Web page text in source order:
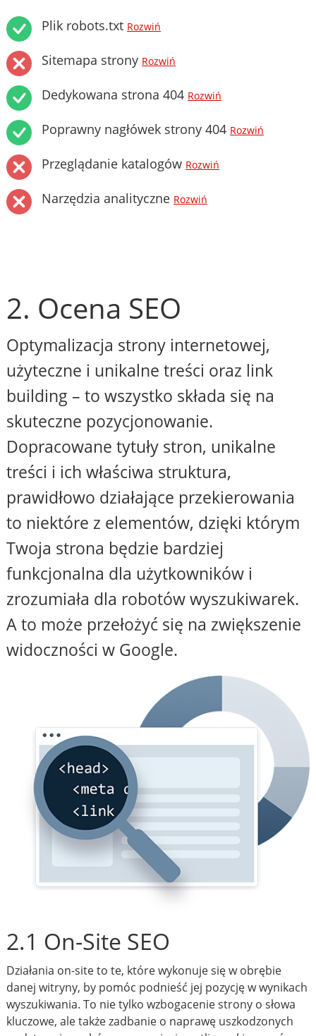
Plik robots.txt Rozwiń
Sitemapa strony Rozwiń
Dedykowana strona 404 Rozwiń
Poprawny nagłówek strony 404 Rozwiń
Przeglądanie katalogów Rozwiń
Narzędzia analityczne Rozwiń
2. Ocena SEO
Optymalizacja strony internetowej,
użyteczne i unikalne treści oraz link
building – to wszystko składa się na
skuteczne pozycjonowanie.
Dopracowane tytuły stron, unikalne
treści i ich właściwa struktura,
prawidłowo działające przekierowania
to niektóre z elementów, dzięki którym
Twoja strona będzie bardziej
funkcjonalna dla użytkowników i
zrozumiała dla robotów wyszukiwarek.
A to może przełożyć się na zwiększenie
widoczności w Google.
2.1 On-Site SEO
Działania on-site to te, które wykonuje się w obrębie
danej witryny, by pomóc podnieść jej pozycję w wynikach
wyszukiwania. To nie tylko wzbogacenie strony o słowa
kluczowe, ale także zadbanie o naprawę uszkodzonych